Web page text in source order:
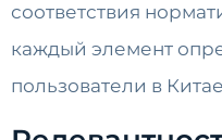
соответствия
каждый элемент
пользователи в